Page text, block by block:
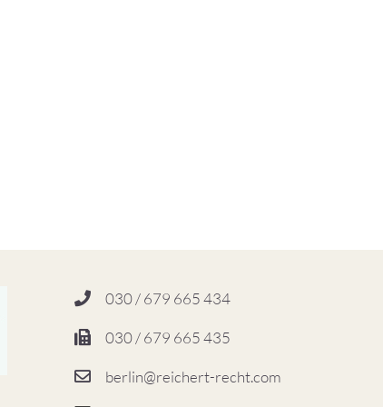
030 / 679 665 434
030 / 679 665 435
berlin@reichert-recht.com